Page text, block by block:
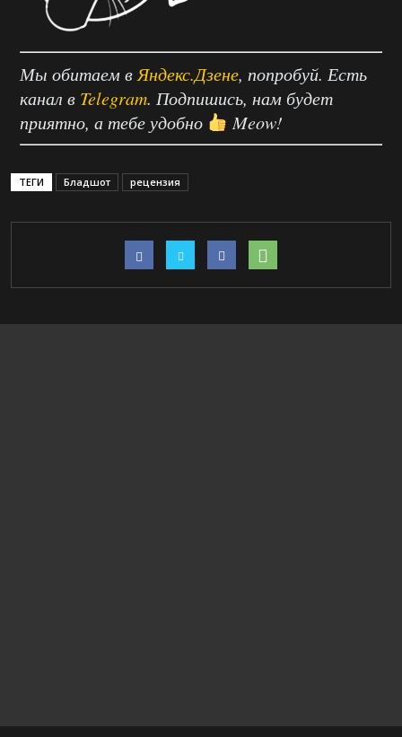
Мы обитаем вЯндекс.Дзене, попробуй. Есть
канал в Telegram. Подпишись, нам будет
приятно, а тебе удобно
Meow!
ТЕГИ Бладшот рецензия